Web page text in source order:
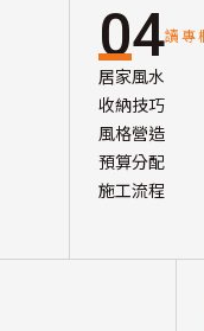
04讀專
居家風水
收納技巧
風格營造
預算分配
施工流程